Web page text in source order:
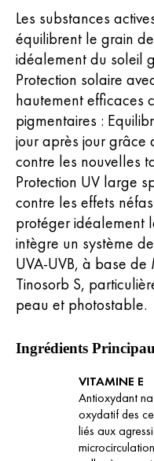
Les substances
équilibrent le grain
idéalement du soleil
Protection solaire
hautement efficaces
pigmentaires :
jour après jour grâce
contre les nouvelles
Protection UV large
contre les effets
protéger idéalement
intègre un système
UVA-UVB, à base
Tinosorb S,
peau et photostable.
Ingrédients
VITAMINE E
Antioxydant
oxydatif des
liés aux